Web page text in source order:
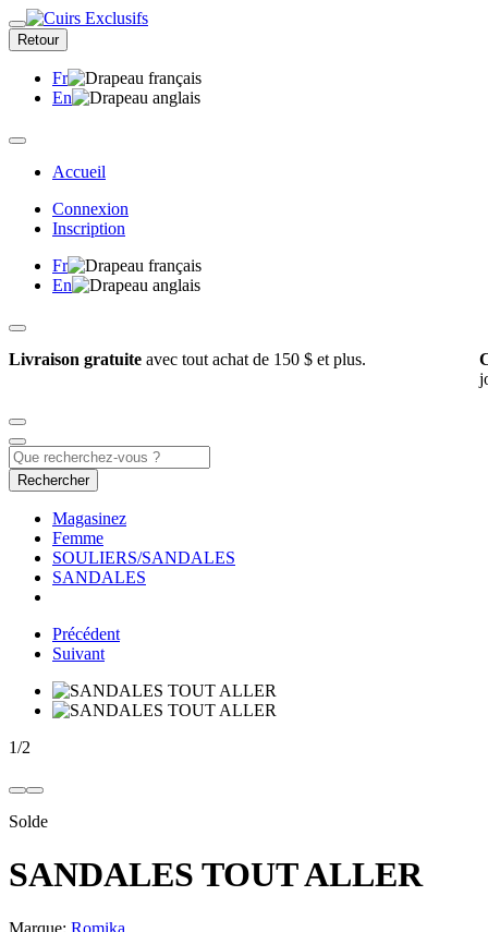
Retour
Fr
En
Accueil
Connexion
Inscription
Fr
En
Livraison gratuite avec tout achat de 150 $ et plus.
Rechercher
Magasinez
Femme
SOULIERS/SANDALES
SANDALES
Précédent
Suivant
1/2
Solde
SANDALES TOUT ALLER
Marque: Romika